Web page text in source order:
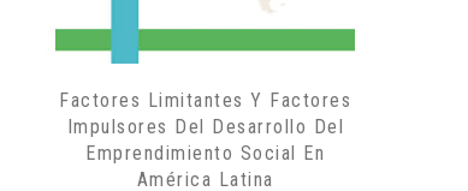
Factores Limitantes Y Factores
Impulsores Del Desarrollo Del
Emprendimiento Social En
América Latina